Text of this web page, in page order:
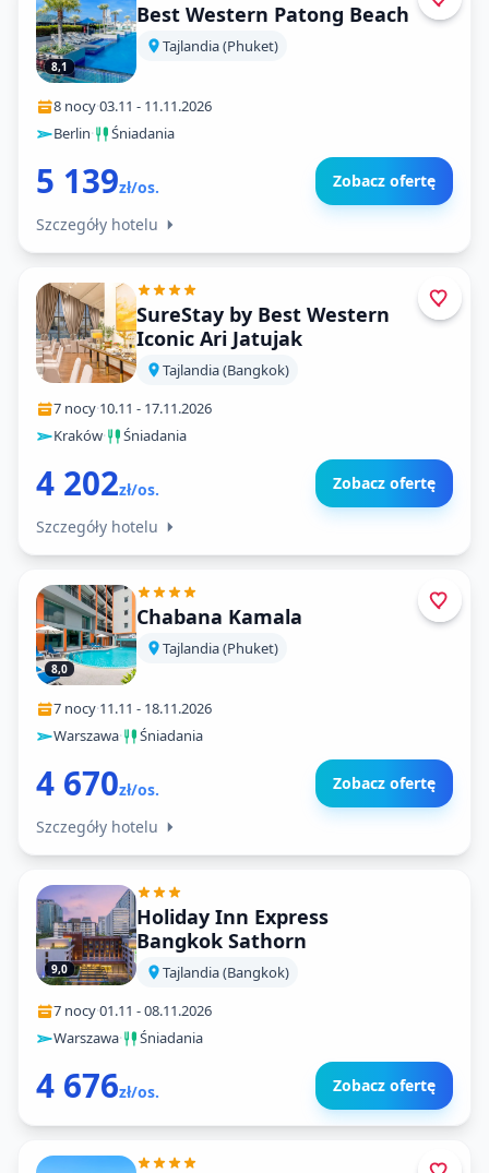
8,1
Best Western Patong Beach
Tajlandia (Phuket)
8 nocy·03.11 - 11.11.2026
Berlin· Śniadania
5 139zł/os. Zobacz ofertę
Szczegóły hotelu
SureStay by Best Western
Iconic Ari Jatujak
Tajlandia (Bangkok)
7 nocy·10.11 - 17.11.2026
Kraków· Śniadania
4 202zł/os. Zobacz ofertę
Szczegóły hotelu
8,0
Chabana Kamala
Tajlandia (Phuket)
7 nocy·11.11 - 18.11.2026
Warszawa· Śniadania
4 670zł/os. Zobacz ofertę
Szczegóły hotelu
9,0
Holiday Inn Express
Bangkok Sathorn
Tajlandia (Bangkok)
7 nocy·01.11 -08.11.2026
Warszawa· Śniadania
4 676zł/os. Zobacz ofertę